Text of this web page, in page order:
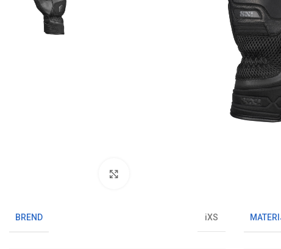
BREND iXS